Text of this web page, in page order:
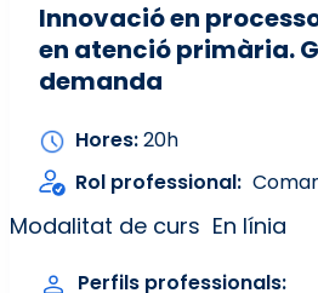
Innovació en
en atenció primària.
demanda
Hores 20h
Rol professional
Modalitat de curs En línia
Perfils professionals